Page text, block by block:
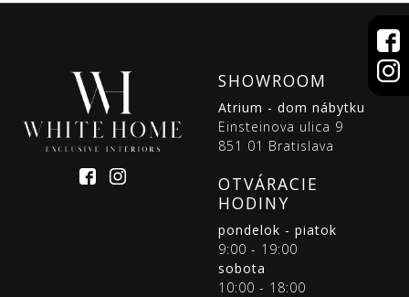
SHOWROOM
Atrium - dom nábytku
Einsteinova ulica 9
851 01 Bratislava
OTVÁRACIE
HODINY
pondelok - piatok
9:00 - 19:00
sobota
10:00 - 18:00